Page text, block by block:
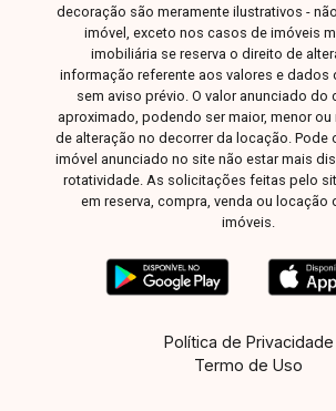
decoração são meramente ilustrativos -
imóvel, exceto nos casos de imóveis
imobiliária se reserva o direito de
informação referente aos valores e dados
sem aviso prévio. O valor anunciado do
aproximado, podendo ser maior, menor
de alteração no decorrer da locação. Pode
imóvel anunciado no site não estar mais
rotatividade. As solicitações feitas pelo
em reserva, compra, venda ou locação
imóveis.
Política de Privacidade
Termo de Uso